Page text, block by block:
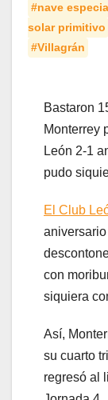
#nave
solar primitivo
#Villagrán
Bastaron
Monterrey
León 2-1
pudo
El Club
con
siquiera
Así,
su cuarto
regresó al